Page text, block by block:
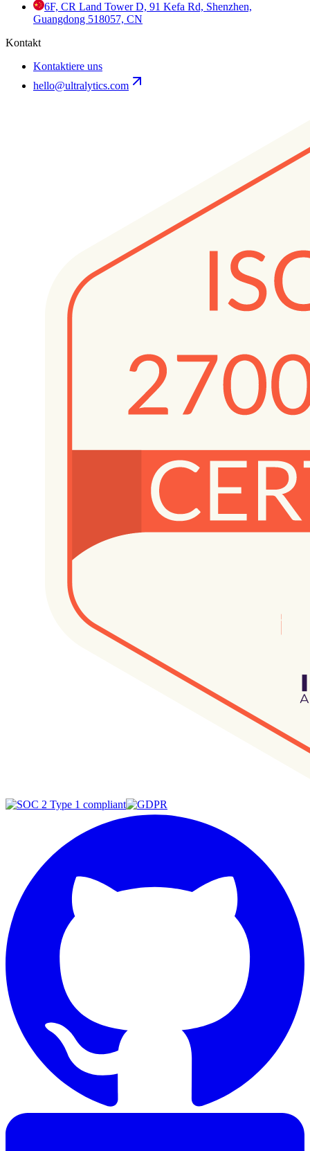
6F, CR Land Tower D, 91 Kefa Rd, Shenzhen,
Guangdong 518057, CN
Kontakt
Kontaktiere uns
hello@ultralytics.com